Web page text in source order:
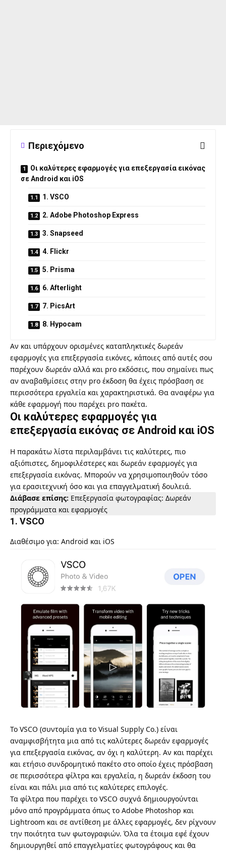
Περιεχόμενο
Οι καλύτερες εφαρμογές για επεξεργασία εικόνας
σε Android και iOS
1. VSCO
2. Adobe Photoshop Express
3. Snapseed
4. Flickr
5. Prisma
6. Afterlight
7. PicsArt
8. Hypocam
Αν και υπάρχουν ορισμένες καταπληκτικές δωρεάν
εφαρμογές για επεξεργασία εικόνες, κάποιες από αυτές σου
παρέχουν δωρεάν αλλά και pro εκδόσεις, που σημαίνει πως
αν αναβαθμίσεις στην pro έκδοση θα έχεις πρόσβαση σε
περισσότερα εργαλεία και χαρακτηριστικά. Θα αναφέρω για
κάθε εφαρμογή που παρέχει pro πακέτα.
Οι καλύτερες εφαρμογές για
επεξεργασία εικόνας σε Android και iOS
Η παρακάτω λίστα περιλαμβάνει τις καλύτερες, πιο
αξιόπιστες, δημοφιλέστερες και δωρεάν εφαρμογές για
επεξεργασία εικόνας. Μπορούν να χρησιμοποιηθούν τόσο
για ερασιτεχνική όσο και για επαγγελματική δουλειά.
Διάβασε επίσης: Επεξεργασία φωτογραφίας: Δωρεάν
προγράμματα και εφαρμογές
1. VSCO
Διαθέσιμο για: Android και iOS
Το VSCO (συντομία για το Visual Supply Co.) είναι
αναμφισβήτητα μια από τις καλύτερες δωρεάν εφαρμογές
για επεξεργασία εικόνας, αν όχι η καλύτερη. Αν και παρέχει
και ετήσιο συνδρομητικό πακέτο στο οποίο έχεις πρόσβαση
σε περισσότερα φίλτρα και εργαλεία, η δωρεάν έκδοση του
είναι και πάλι μια από τις καλύτερες επιλογές.
Τα φίλτρα που παρέχει το VSCO συχνά δημιουργούνται
μόνο από προγράμματα όπως το Adobe Photoshop και
Lightroom και σε αντίθεση με άλλες εφαρμογές, δεν ρίχνουν
την ποιότητα των φωτογραφιών. Όλα τα έτοιμα εφέ έχουν
δημιουργηθεί από επαγγελματίες φωτογράφους και θα